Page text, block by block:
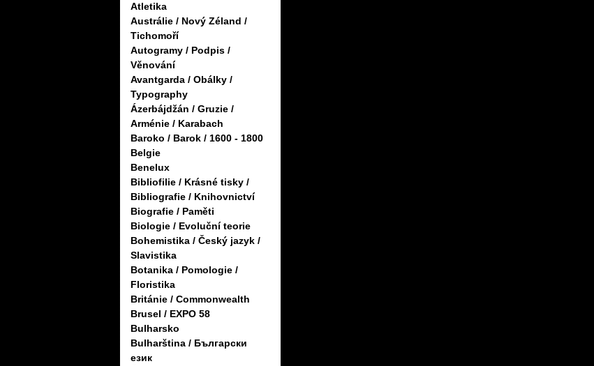
Atletika
Austrálie / Nový Zéland /
Tichomoří
Autogramy / Podpis /
Věnování
Avantgarda / Obálky /
Typography
Ázerbájdžán / Gruzie /
Arménie / Karabach
Baroko / Barok / 1600 - 1800
Belgie
Benelux
Bibliofilie / Krásné tisky /
Bibliografie / Knihovnictví
Biografie / Paměti
Biologie / Evoluční teorie
Bohemistika / Český jazyk /
Slavistika
Botanika / Pomologie /
Floristika
Británie / Commonwealth
Brusel / EXPO 58
Bulharsko
Bulharština / Български
език